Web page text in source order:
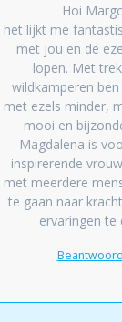
Hoi
het lijkt me
met jou en de
lopen. Met
wildkamperen
met ezels minder,
mooi en
Magdalena is
inspirerende
met meerdere
te gaan naar
ervaringen te